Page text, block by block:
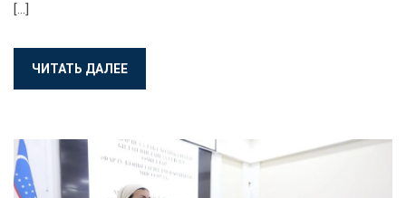
[…]
ЧИТАТЬ ДАЛЕЕ